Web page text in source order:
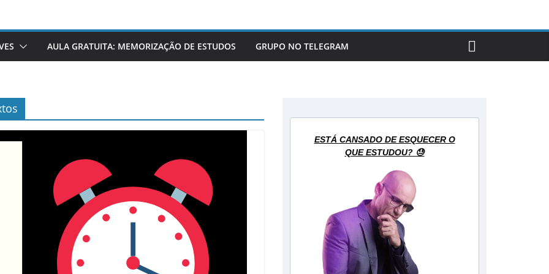
AULA GRATUITA: MEMORIZAÇÃO DE ESTUDOS GRUPO NO TELEGRAM
ESTÁ CANSADO DE ESQUECER O
QUE ESTUDOU? 😓